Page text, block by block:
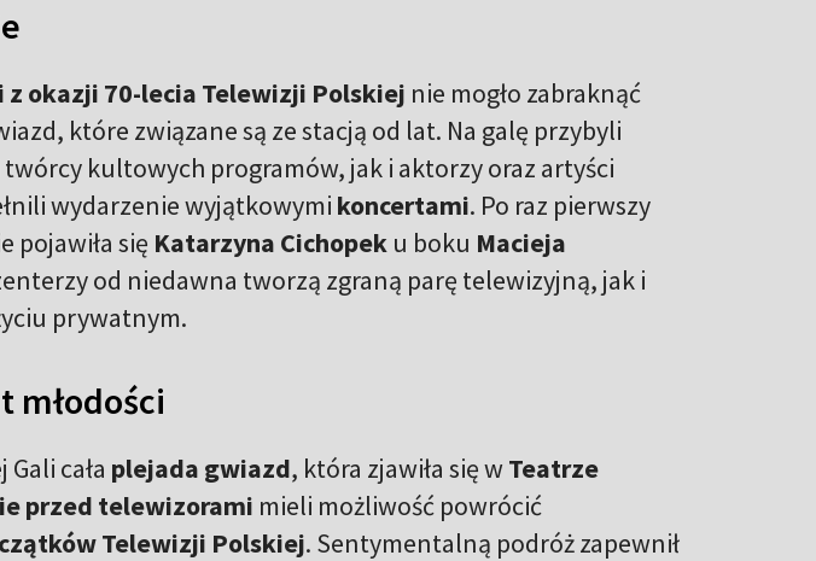
z okazji 70-lecia Telewizji Polskiej nie mogło zabraknąć
które związane są ze stacją od lat. Na galę przybyli
kultowych programów, jak i aktorzy oraz artyści
wydarzenie wyjątkowymi koncertami. Po raz pierwszy
pojawiła się Katarzyna Cichopek u boku Macieja
od niedawna tworzą zgraną parę telewizyjną, jak i
prywatnym.
młodości
cała plejada gwiazd, która zjawiła się wTeatrze
przed telewizorami mieli możliwość powrócić
Telewizji Polskiej. Sentymentalną podróż zapewnił